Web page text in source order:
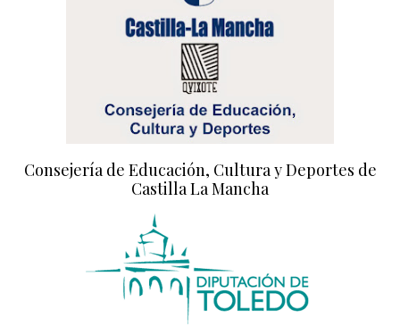
Consejería de Educación, Cultura y Deportes de
Castilla La Mancha